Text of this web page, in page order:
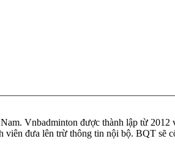
Vnbadminton được thành lập từ
đưa lên trừ thông tin nội bộ. BQT sẽ